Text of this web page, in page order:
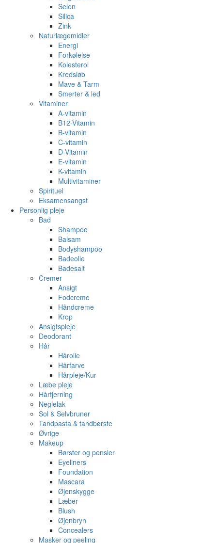
Selen
Silica
Zink
Naturlægemidler
Energi
Forkølelse
Kolesterol
Kredsløb
Mave & Tarm
Smerter & led
Vitaminer
A-vitamin
B12-Vitamin
B-vitamin
C-vitamin
D-Vitamin
E-vitamin
K-vitamin
Multivitaminer
Spirituel
Eksamensangst
Personlig pleje
Bad
Shampoo
Balsam
Bodyshampoo
Badeolie
Badesalt
Cremer
Ansigt
Fodcreme
Håndcreme
Krop
Ansigtspleje
Deodorant
Hår
Hårolie
Hårfarve
Hårpleje/Kur
Læbe pleje
Hårfjerning
Neglelak
Sol & Selvbruner
Tandpasta & tandbørste
Øvrige
Makeup
Børster og pensler
Eyeliners
Foundation
Mascara
Øjenskygge
Læber
Blush
Øjenbryn
Concealers
Masker og peeling